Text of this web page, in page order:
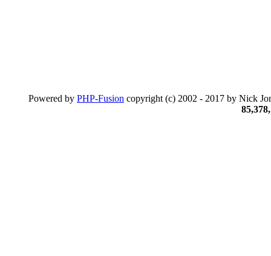
Powered by PHP-Fusion copyright (c) 2002 - 2017 by Nick